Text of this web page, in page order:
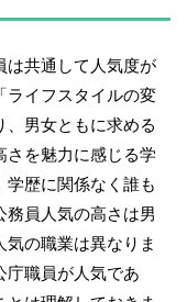
は共通して人気度が
ライフスタイルの変
男女ともに求める
さを魅力に感じる学
歴に関係なく誰も
員人気の高さは男
の職業は異なりま
庁職員が人気であ